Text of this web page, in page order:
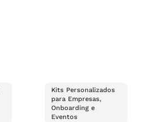
Kits Personalizados
para Empresas,
Onboarding e
Eventos